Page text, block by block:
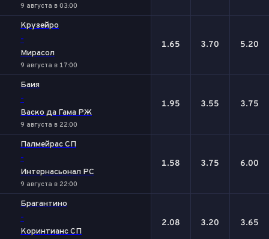
9 августа в 03:00
Крузейро
-
Мирасол
9 августа в 17:00
1.65 3.70 5.20
Баия
-
Васко да Гама РЖ
9 августа в 22:00
1.95 3.55 3.75
Палмейрас СП
-
Интернасьонал РС
9 августа в 22:00
1.58 3.75 6.00
Брагантино
-
Коринтианс СП
2.08 3.20 3.65